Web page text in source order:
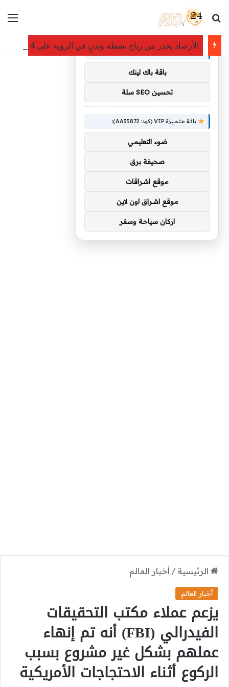
بحث عن
الأرصاد يحذر من رياح نشطة وتدنٍ في الرؤية على 4 محافظات بمنطقة مكة المكرمة
الرئيسية / أخبار العالم
أخبار العالم
يزعم عملاء مكتب التحقيقات
الفيدرالي (FBI) أنه تم إنهاء
عملهم بشكل غير مشروع بسبب
الركوع أثناء الاحتجاجات الأمريكية
توصيات :
باقة متميزة VIP (كود: AA11138):
باقة باك لينك
تحسين SEO سلة
باقة متميزة VIP (كود: AA35872):
ضوء التعليمي
صحيفة برق
موقع اشراقات
موقع اشراق اون لاين
اركان سياحة وسفر